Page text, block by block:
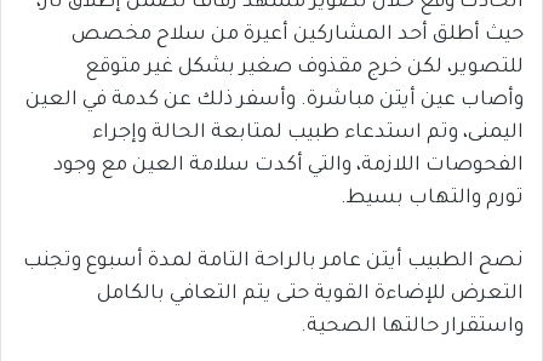
حيث أطلق أحد المشاركين أعيرة من سلاح مخصص
للتصوير، لكن خرج مقذوف صغير بشكل غير متوقع
وأصاب عين أيتن مباشرة. وأسفر ذلك عن كدمة في العين
اليمنى، وتم استدعاء طبيب لمتابعة الحالة وإجراء
الفحوصات اللازمة، والتي أكدت سلامة العين مع وجود
تورم والتهاب بسيط.
نصح الطبيب أيتن عامر بالراحة التامة لمدة أسبوع وتجنب
التعرض للإضاءة القوية حتى يتم التعافي بالكامل
واستقرار حالتها الصحية.